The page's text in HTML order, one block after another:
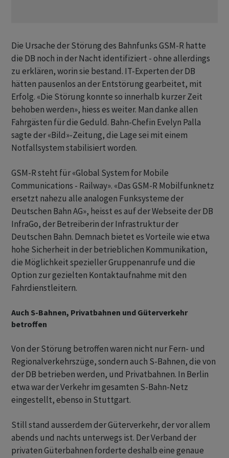
Die Ursache der Störung des Bahnfunks GSM-R hatte
die DB noch in der Nacht identifiziert - ohne allerdings
zu erklären, worin sie bestand. IT-Experten der DB
hätten pausenlos an der Entstörung gearbeitet, mit
Erfolg. «Die Störung konnte so innerhalb kurzer Zeit
behoben werden», hiess es weiter. Man danke allen
Fahrgästen für die Geduld. Bahn-Chefin Evelyn Palla
sagte der «Bild»-Zeitung, die Lage sei mit einem
Notfallsystem stabilisiert worden.
GSM-R steht für «Global System for Mobile
Communications - Railway». «Das GSM-R Mobilfunknetz
ersetzt nahezu alle analogen Funksysteme der
Deutschen Bahn AG», heisst es auf der Webseite der DB
InfraGo, der Betreiberin der Infrastruktur der
Deutschen Bahn. Demnach bietet es Vorteile wie etwa
hohe Sicherheit in der betrieblichen Kommunikation,
die Möglichkeit spezieller Gruppenanrufe und die
Option zur gezielten Kontaktaufnahme mit den
Fahrdienstleitern.
Auch S-Bahnen, Privatbahnen und Güterverkehr
betroffen
Von der Störung betroffen waren nicht nur Fern- und
Regionalverkehrszüge, sondern auch S-Bahnen, die von
der DB betrieben werden, und Privatbahnen. In Berlin
etwa war der Verkehr im gesamten S-Bahn-Netz
eingestellt, ebenso in Stuttgart.
Still stand ausserdem der Güterverkehr, der vor allem
abends und nachts unterwegs ist. Der Verband der
privaten Güterbahnen forderte deshalb eine genaue